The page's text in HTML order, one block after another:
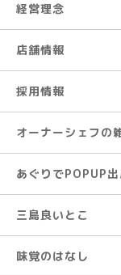
経営理念
店舗情報
採用情報
オーナーシェフの
あぐりでPOPUP
三島良いとこ
味覚のはなし